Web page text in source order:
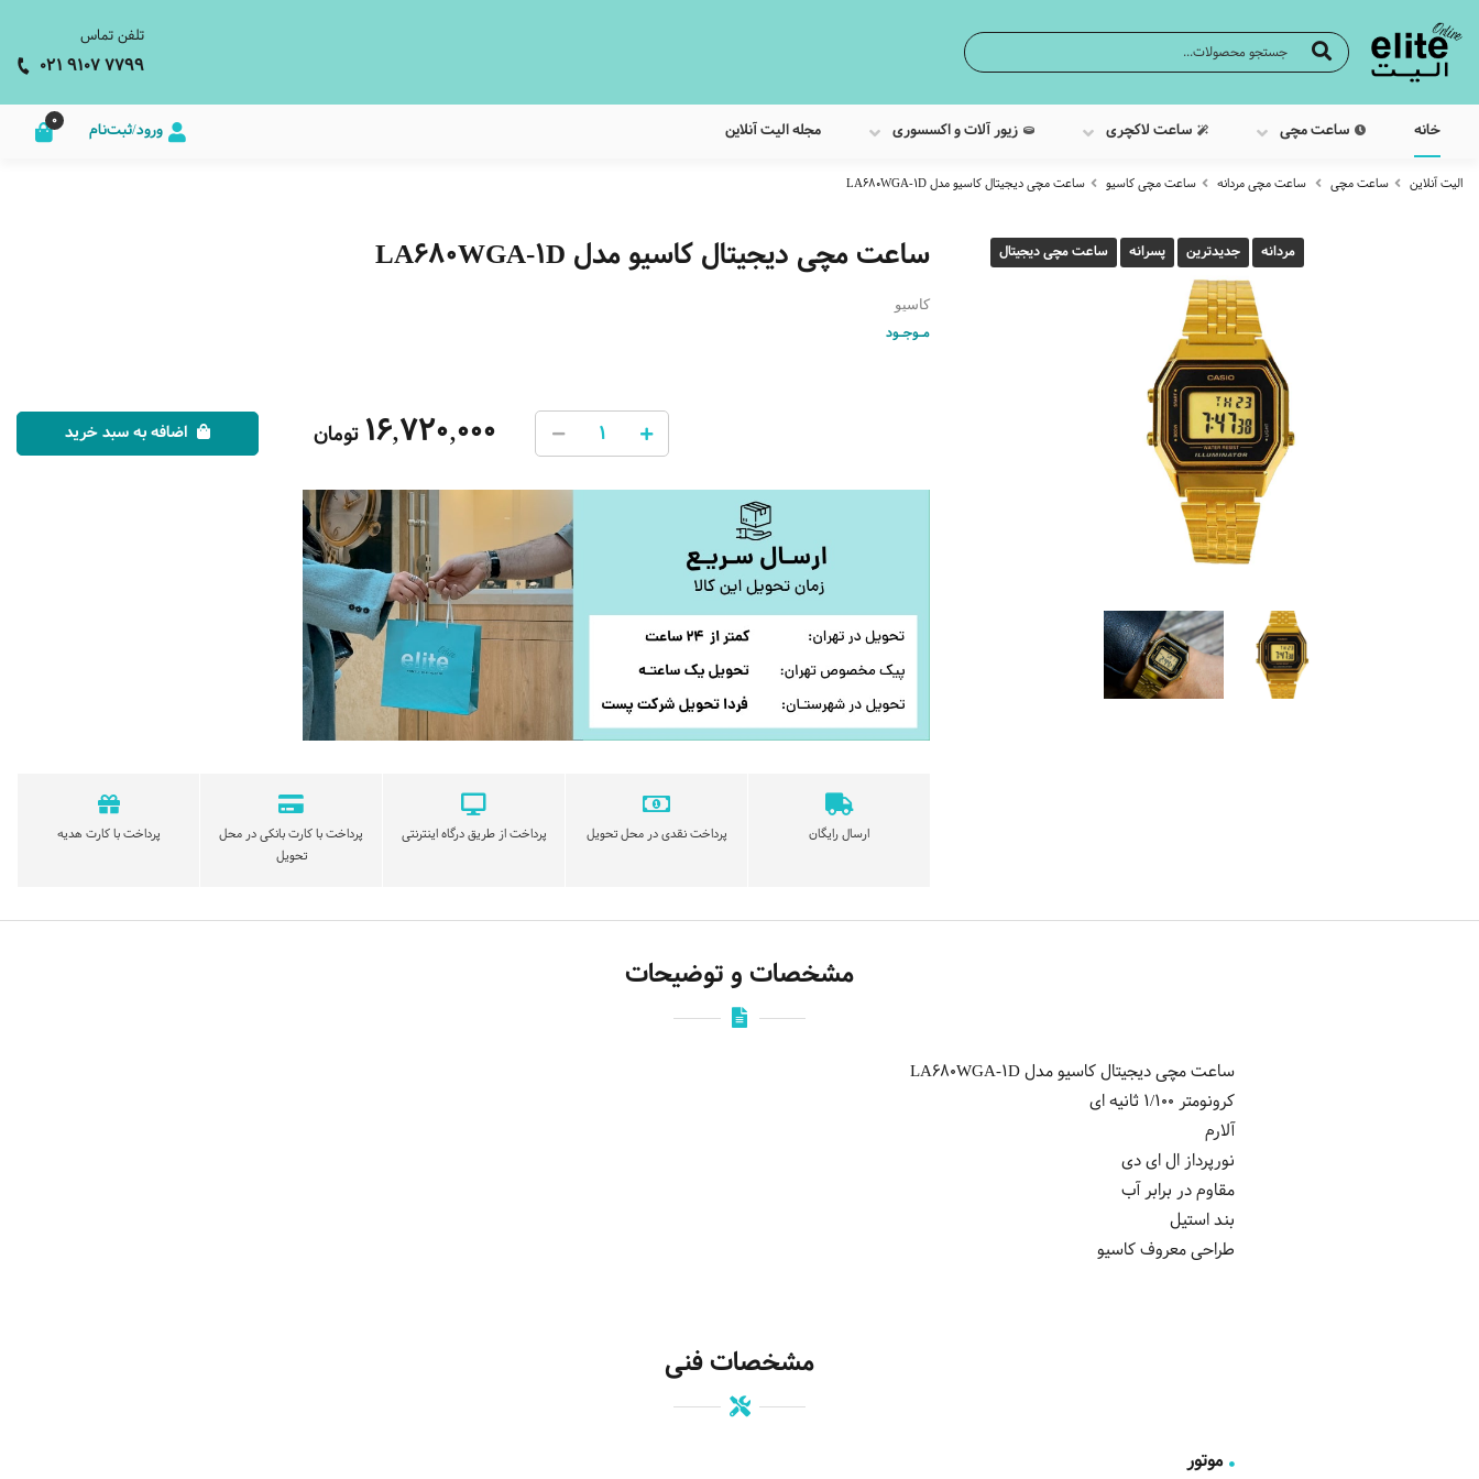
تلفن تماس
021 9107 7799
خانه ساعت مچی ساعت لاکچری زیور آلات و اکسسوری مجله الیت آنلاین ورود/ثبت‌نام 0
الیت آنلاین ساعت مچی ساعت مچی مردانه ساعت مچی کاسیو ساعت مچی دیجیتال کاسیو مدل LA680WGA-1D
مردانه جدیدترین پسرانه ساعت مچی دیجیتال ساعت مچی دیجیتال کاسیو مدل LA680WGA-1D
کاسیو
مـوجـود
16,720,000تومان اضافه به سبد خرید
ارسال رایگان پرداخت نقدی در محل تحویل پرداخت از طریق درگاه اینترنتی
پرداخت با کارت بانکی در محل
تحویل
پرداخت با کارت هدیه
مشخصات و توضیحات
ساعت مچی دیجیتال کاسیو مدل LA680WGA-1D
کرونومتر 1/100 ثانیه ای
آلارم
نورپرداز ال ای دی
مقاوم در برابر آب
بند استیل
طراحی معروف کاسیو
مشخصات فنی
موتور